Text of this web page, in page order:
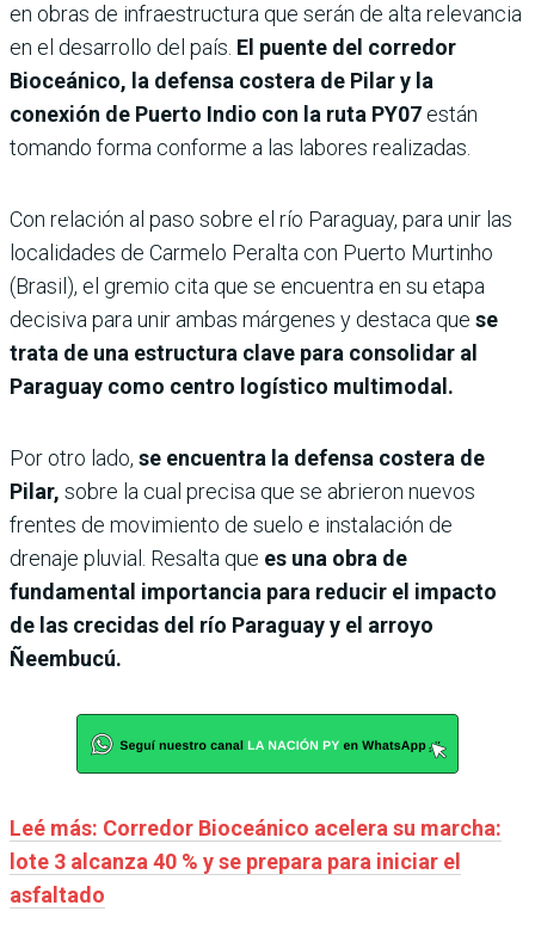
en obras de infraestructura que serán de alta relevancia
en el desarrollo del país. El puente del corredor
Bioceánico, la defensa costera de Pilar y la
conexión de Puerto Indio con la ruta PY07 están
tomando forma conforme a las labores realizadas.
Con relación al paso sobre el río Paraguay, para unir las
localidades de Carmelo Peralta con Puerto Murtinho
(Brasil), el gremio cita que se encuentra en su etapa
decisiva para unir ambas márgenes y destaca que se
trata de una estructura clave para consolidar al
Paraguay como centro logístico multimodal.
Por otro lado, se encuentra la defensa costera de
Pilar, sobre la cual precisa que se abrieron nuevos
frentes de movimiento de suelo e instalación de
drenaje pluvial. Resalta que es una obra de
fundamental importancia para reducir el impacto
de las crecidas del río Paraguay y el arroyo
Ñeembucú.
Leé más: Corredor Bioceánico acelera su marcha:
lote 3 alcanza 40 % y se prepara para iniciar el
asfaltado